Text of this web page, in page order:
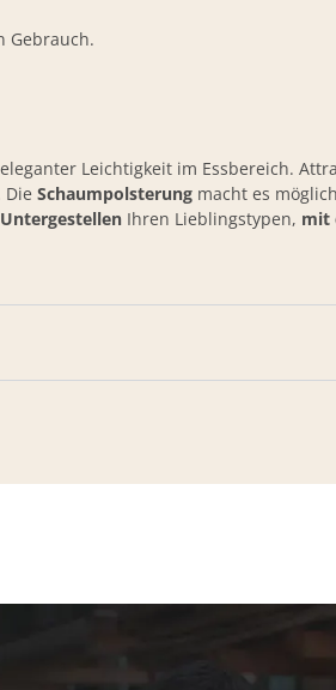
Gebrauch.
Leichtigkeit im Essbereich.
DieSchaumpolsterung macht es
Untergestellen Ihren Lieblingstypen, mit